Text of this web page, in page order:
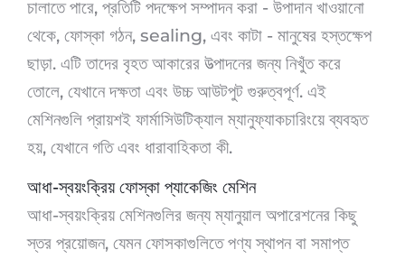
চালাতে পারে, প্রতিটি পদক্ষেপ সম্পাদন করা - উপাদান খাওয়ানো
থেকে, ফোস্কা গঠন, sealing, এবং কাটা - মানুষের হস্তক্ষেপ
ছাড়া. এটি তাদের বৃহত আকারের উত্পাদনের জন্য নিখুঁত করে
তোলে, যেখানে দক্ষতা এবং উচ্চ আউটপুট গুরুত্বপূর্ণ. এই
মেশিনগুলি প্রায়শই ফার্মাসিউটিক্যাল ম্যানুফ্যাকচারিংয়ে ব্যবহৃত
হয়, যেখানে গতি এবং ধারাবাহিকতা কী.
আধা-স্বয়ংক্রিয় ফোস্কা প্যাকেজিং মেশিন
আধা-স্বয়ংক্রিয় মেশিনগুলির জন্য ম্যানুয়াল অপারেশনের কিছু
স্তর প্রয়োজন, যেমন ফোসকাগুলিতে পণ্য স্থাপন বা সমাপ্ত